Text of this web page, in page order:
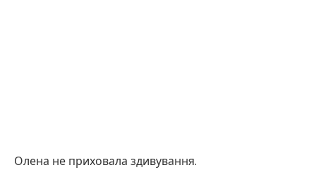
Олена не приховала здивування.